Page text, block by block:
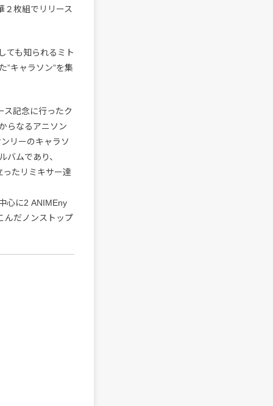
２枚組でリリース
ても知られるミト
”キャラソン”を集
ス記念に行ったク
らなるアニソン
リーのキャラソ
バムであり、
ったリミキサー達
心に2 ANIMEny
んだノンストップ